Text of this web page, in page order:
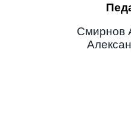
Смирнов